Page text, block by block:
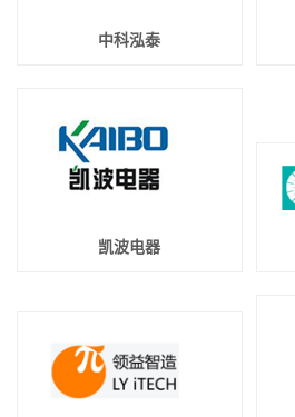
中科泓泰
凯波电器